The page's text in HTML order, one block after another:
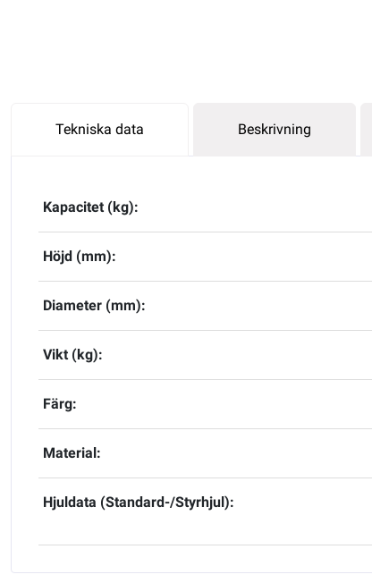
Tekniska data Beskrivning
Kapacitet (kg):
Höjd (mm):
Diameter (mm):
Vikt (kg):
Färg:
Material:
Hjuldata (Standard-/Styrhjul):